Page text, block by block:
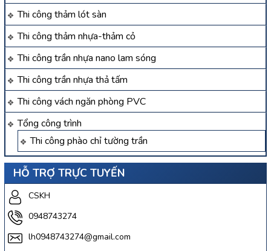
Thi công thảm lót sàn
Thi công thảm nhựa-thảm cỏ
Thi công trần nhựa nano lam sóng
Thi công trần nhựa thả tấm
Thi công vách ngăn phòng PVC
Tổng công trình
Thi công phào chỉ tường trần
HỖ TRỢ TRỰC TUYẾN
CSKH
0948743274
lh0948743274@gmail.com